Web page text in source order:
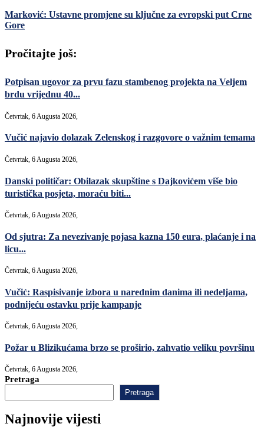
Marković: Ustavne promjene su ključne za evropski put Crne
Gore
Pročitajte još:
Potpisan ugovor za prvu fazu stambenog projekta na Veljem
brdu vrijednu 40...
Četvrtak, 6 Augusta 2026,
Vučić najavio dolazak Zelenskog i razgovore o važnim temama
Četvrtak, 6 Augusta 2026,
Danski političar: Obilazak skupštine s Dajkovićem više bio
turistička posjeta, moraću biti...
Četvrtak, 6 Augusta 2026,
Od sjutra: Za nevezivanje pojasa kazna 150 eura, plaćanje i na
licu...
Četvrtak, 6 Augusta 2026,
Vučić: Raspisivanje izbora u narednim danima ili nedeljama,
podnijeću ostavku prije kampanje
Četvrtak, 6 Augusta 2026,
Požar u Blizikućama brzo se proširio, zahvatio veliku površinu
Četvrtak, 6 Augusta 2026,
Pretraga
Pretraga
Najnovije vijesti